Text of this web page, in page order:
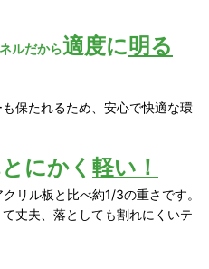
ルだから適度に明る
保たれるため、安心で快適な環
とにかく 軽い！
リル板と比べ約1/3の重さです。
丈夫、落としても割れにくいテ